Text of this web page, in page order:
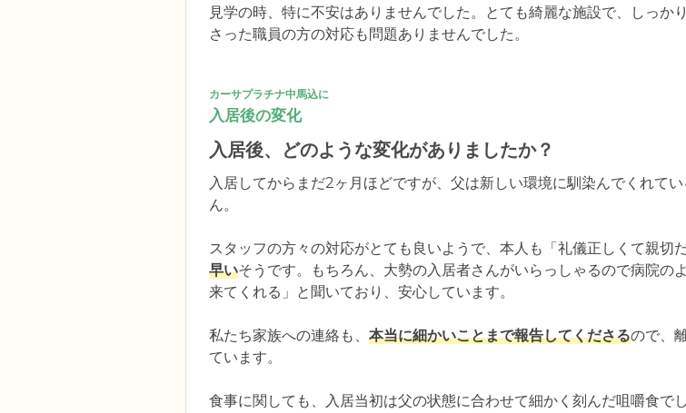
見学の時、特に不安はありませんでした。とても綺麗な施設で、しっ
さった職員の方の対応も問題ありませんでした。
カーサプラチナ中馬込に
入居後の変化
入居後、どのような変化がありましたか？
入居してからまだ2ヶ月ほどですが、父は新しい環境に馴染んでくれて
ん。
スタッフの方々の対応がとても良いようで、本人も「礼儀正しくて親切
早いそうです。もちろん、大勢の入居者さんがいらっしゃるので病院の
来てくれる」と聞いており、安心しています。
私たち家族への連絡も、 本当に細かいことまで報告してくださるので、
ています。
食事に関しても、入居当初は父の状態に合わせて細かく刻んだ咀嚼食で